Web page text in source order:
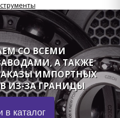
СО ВСЕМИ
А ТАКЖЕ
ИМПОРТНЫХ
ИЗ-ЗА ГРАНИЦЫ
в каталог